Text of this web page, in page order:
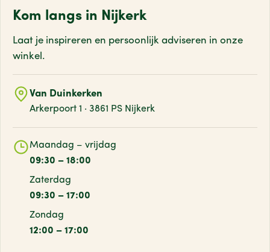
Kom langs in Nijkerk
Laat je inspireren en persoonlijk adviseren in onze
winkel.
Van Duinkerken
Arkerpoort 1 · 3861 PS Nijkerk
Maandag – vrijdag
09:30 – 18:00
Zaterdag
09:30 – 17:00
Zondag
12:00 – 17:00